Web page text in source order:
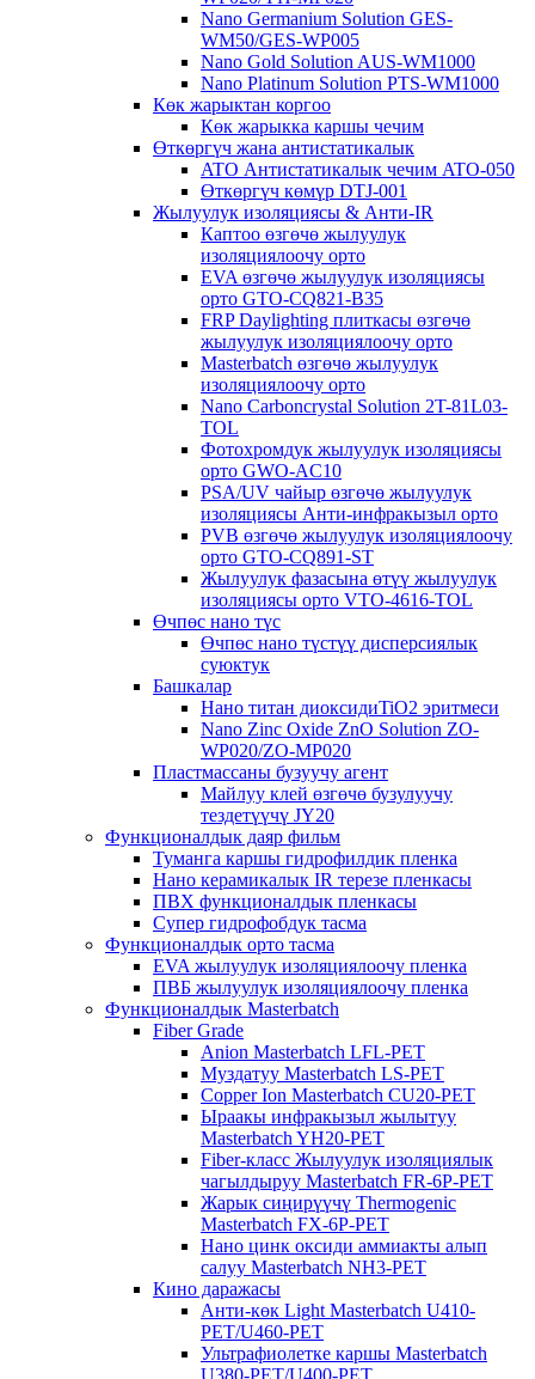
Nano Germanium Solution GES-
WM50/GES-WP005
Nano Gold Solution AUS-WM1000
Nano Platinum Solution PTS-WM1000
Көк жарыктан коргоо
Көк жарыкка каршы чечим
Өткөргүч жана антистатикалык
ATO Антистатикалык чечим ATO-050
Өткөргүч көмүр DTJ-001
Жылуулук изоляциясы & Анти-IR
Каптоо өзгөчө жылуулук
изоляциялоочу орто
EVA өзгөчө жылуулук изоляциясы
орто GTO-CQ821-B35
FRP Daylighting плиткасы өзгөчө
жылуулук изоляциялоочу орто
Masterbatch өзгөчө жылуулук
изоляциялоочу орто
Nano Carboncrystal Solution 2T-81L03-
TOL
Фотохромдук жылуулук изоляциясы
орто GWO-AC10
PSA/UV чайыр өзгөчө жылуулук
изоляциясы Анти-инфракызыл орто
PVB өзгөчө жылуулук изоляциялоочу
орто GTO-CQ891-ST
Жылуулук фазасына өтүү жылуулук
изоляциясы орто VTO-4616-TOL
Өчпөс нано түс
Өчпөс нано түстүү дисперсиялык
суюктук
Башкалар
Нано титан диоксидиTiO2 эритмеси
Nano Zinc Oxide ZnO Solution ZO-
WP020/ZO-MP020
Пластмассаны бузуучу агент
Майлуу клей өзгөчө бузулуучу
тездетүүчү JY20
Функционалдык даяр фильм
Туманга каршы гидрофилдик пленка
Нано керамикалык IR терезе пленкасы
ПВХ функционалдык пленкасы
Супер гидрофобдук тасма
Функционалдык орто тасма
EVA жылуулук изоляциялоочу пленка
ПВБ жылуулук изоляциялоочу пленка
Функционалдык Masterbatch
Fiber Grade
Anion Masterbatch LFL-PET
Муздатуу Masterbatch LS-PET
Copper Ion Masterbatch CU20-PET
Ыраакы инфракызыл жылытуу
Masterbatch YH20-PET
Fiber-класс Жылуулук изоляциялык
чагылдыруу Masterbatch FR-6P-PET
Жарык сиңирүүчү Thermogenic
Masterbatch FX-6P-PET
Нано цинк оксиди аммиакты алып
салуу Masterbatch NH3-PET
Кино даражасы
Анти-көк ​​Light Masterbatch U410-
PET/U460-PET
Ультрафиолетке каршы Masterbatch
U380-PET/U400-PET